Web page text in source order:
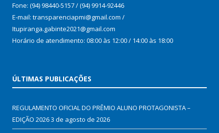
Fone: (94) 98440-5157 / (94) 9914-92446
E-mail: transparenciapmi@gmail.com /
Itupiranga.gabinte2021@gmail.com
Horário de atendimento: 08:00 às 12:00 / 14:00 às 18:00
ÚLTIMAS PUBLICAÇÕES
REGULAMENTO OFICIAL DO PRÊMIO ALUNO PROTAGONISTA –
EDIÇÃO 20263 de agosto de 2026